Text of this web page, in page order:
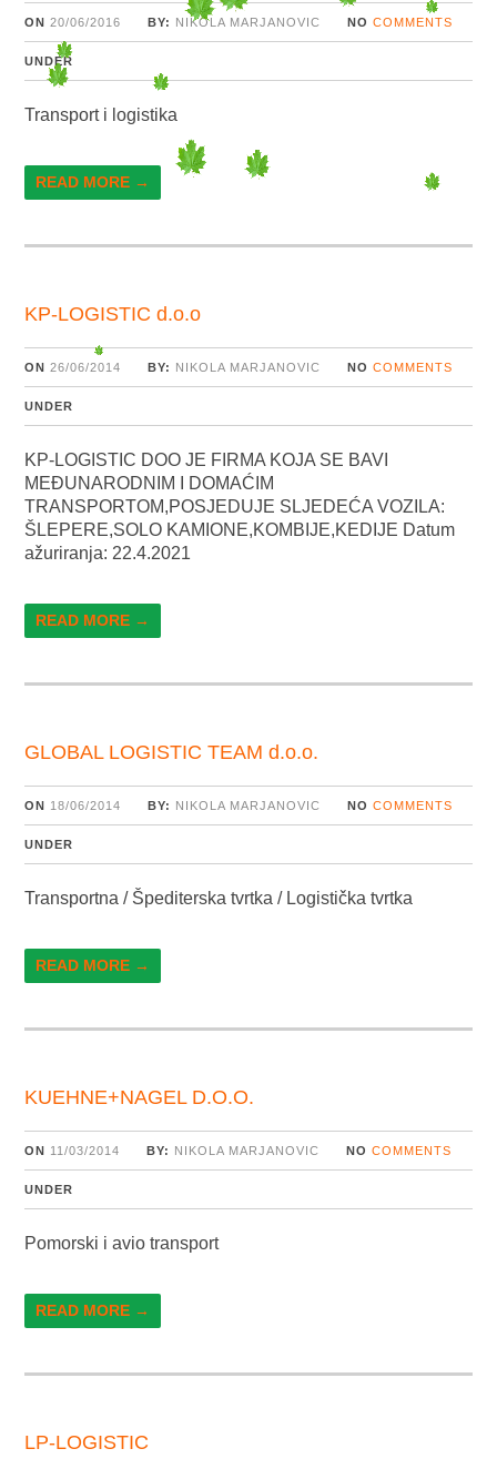
ON 20/06/2016 BY: NIKOLA MARJANOVIC NO COMMENTS
UNDER
Transport i logistika
READ MORE →
KP-LOGISTIC d.o.o
ON 26/06/2014 BY: NIKOLA MARJANOVIC NO COMMENTS
UNDER
KP-LOGISTIC DOO JE FIRMA KOJA SE BAVI
MEĐUNARODNIM I DOMAĆIM
TRANSPORTOM,POSJEDUJE SLJEDEĆA VOZILA:
ŠLEPERE,SOLO KAMIONE,KOMBIJE,KEDIJE Datum
ažuriranja: 22.4.2021
READ MORE →
GLOBAL LOGISTIC TEAM d.o.o.
ON 18/06/2014 BY: NIKOLA MARJANOVIC NO COMMENTS
UNDER
Transportna / Špediterska tvrtka / Logistička tvrtka
READ MORE →
KUEHNE+NAGEL D.O.O.
ON 11/03/2014 BY: NIKOLA MARJANOVIC NO COMMENTS
UNDER
Pomorski i avio transport
READ MORE →
LP-LOGISTIC